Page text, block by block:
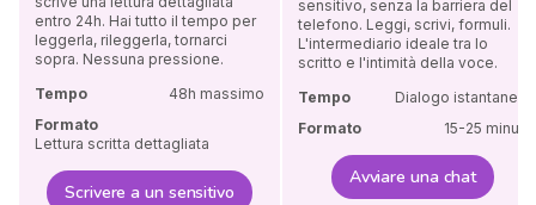
entro 24h. Hai tutto il tempo per
leggerla, rileggerla, tornarci
sopra. Nessuna pressione.
Tempo
48h massimo
Formato
Lettura scritta dettagliata
Scrivere a un sensitivo
sensitivo, senza la barriera del
telefono. Leggi, scrivi, formuli.
L'intermediario ideale tra lo
scritto e l'intimità della voce.
Tempo
Dialogo istantaneo
Formato
15-25 minuti
Avviare una chat